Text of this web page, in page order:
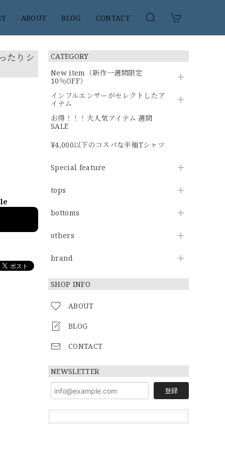
ABOUT BLOG CONTACT
CATEGORY
New item（新作一週間限定
10％OFF）
インフルエンサーがセレクトしたア
イテム
お得！！！大人気アイテム 週間
SALE
¥4,000以下のコスパな半袖Tシャツ
Special feature
tops
bottoms
others
brand
SHOP INFO
ABOUT
BLOG
CONTACT
NEWSLETTER
登録
たりシ